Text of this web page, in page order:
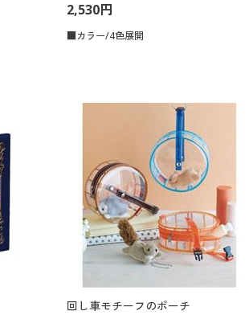
2,530円
■カラー/4色展開
回し車モチーフのポーチ